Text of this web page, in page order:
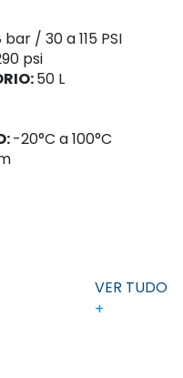
bar / 30 a 115 PSI
psi
50 L
-20°C a 100°C
VER TUDO
+